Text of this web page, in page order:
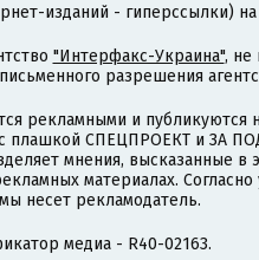
изданий - гиперссылки)
"Интерфакс-Украина", не
разрешения
рекламными и публикуются
плашкой СПЕЦПРОЕКТ и ЗА
мнения, высказанные в
материалах. Согласно
несет рекламодатель.
медиа - R40-02163.